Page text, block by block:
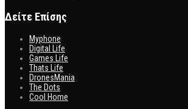
Δείτε Επίσης
Myphone
Digital Life
Games Life
Thats Life
DronesMania
The Dots
Cool Home